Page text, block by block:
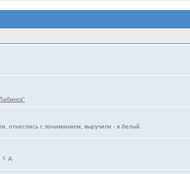
отнеслись с пониманием, выручили - в белый.
д.